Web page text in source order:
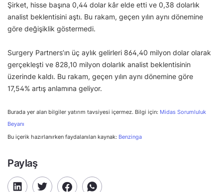
Şirket, hisse başına 0,44 dolar kâr elde etti ve 0,38 dolarlık
analist beklentisini aştı. Bu rakam, geçen yılın aynı dönemine
göre değişiklik göstermedi.
Surgery Partners’ın üç aylık gelirleri 864,40 milyon dolar olarak
gerçekleşti ve 828,10 milyon dolarlık analist beklentisinin
üzerinde kaldı. Bu rakam, geçen yılın aynı dönemine göre
17,54% artış anlamına geliyor.
Burada yer alan bilgiler yatırım tavsiyesi içermez. Bilgi için: Midas Sorumluluk
Beyanı
Bu içerik hazırlanırken faydalanılan kaynak: Benzinga
Paylaş